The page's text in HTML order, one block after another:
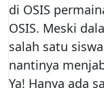
di OSIS
OSIS. Meski
salah satu
nantinya
Ya! Hanya ada